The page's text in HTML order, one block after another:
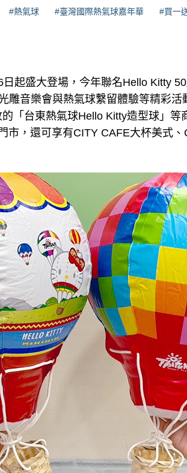
#熱氣球 #臺灣國際熱氣球嘉年華 #買一
日起盛大登場，今年聯名Hello Kitty
雕音樂會與熱氣球繫留體驗等精彩活
「台東熱氣球Hello Kitty造型球」等
市，還可享有CITY CAFE大杯美式